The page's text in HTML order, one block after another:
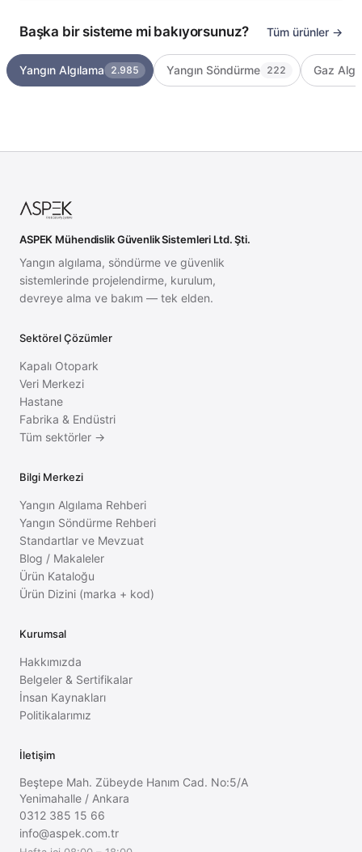
Başka bir sisteme mi bakıyorsunuz? Tüm ürünler →
Yangın Algılama 2.985 Yangın Söndürme 222 Gaz
ASPEK Mühendislik Güvenlik Sistemleri Ltd. Şti.
Yangın algılama, söndürme ve güvenlik
sistemlerinde projelendirme, kurulum,
devreye alma ve bakım — tek elden.
Sektörel Çözümler
Kapalı Otopark
Veri Merkezi
Hastane
Fabrika & Endüstri
Tüm sektörler →
Bilgi Merkezi
Yangın Algılama Rehberi
Yangın Söndürme Rehberi
Standartlar ve Mevzuat
Blog / Makaleler
Ürün Kataloğu
Ürün Dizini (marka + kod)
Kurumsal
Hakkımızda
Belgeler & Sertifikalar
İnsan Kaynakları
Politikalarımız
İletişim
Beştepe Mah. Zübeyde Hanım Cad. No:5/A
Yenimahalle / Ankara
0312 385 15 66
info@aspek.com.tr